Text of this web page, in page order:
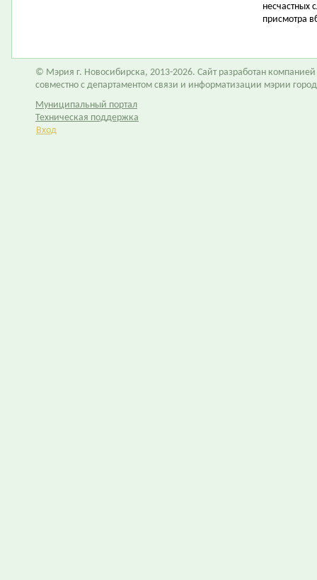
несчастных
присмотра
© Мэрия г. Новосибирска, 2013-2026. Сайт разработан компанией
совместно с департаментом связи и информатизации мэрии
Муниципальный портал
Техническая поддержка
Вход